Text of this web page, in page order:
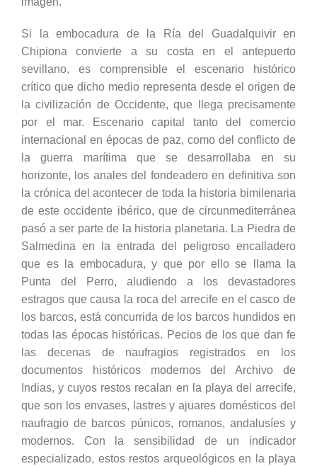
Si la embocadura de la Ría del Guadalquivir en
Chipiona convierte a su costa en el antepuerto
sevillano, es comprensible el escenario histórico
crítico que dicho medio representa desde el origen de
la civilización de Occidente, que llega precisamente
por el mar. Escenario capital tanto del comercio
internacional en épocas de paz, como del conflicto de
la guerra marítima que se desarrollaba en su
horizonte, los anales del fondeadero en definitiva son
la crónica del acontecer de toda la historia bimilenaria
de este occidente ibérico, que de circunmediterránea
pasó a ser parte de la historia planetaria. La Piedra de
Salmedina en la entrada del peligroso encalladero
que es la embocadura, y que por ello se llama la
Punta del Perro, aludiendo a los devastadores
estragos que causa la roca del arrecife en el casco de
los barcos, está concurrida de los barcos hundidos en
todas las épocas históricas. Pecios de los que dan fe
las decenas de naufragios registrados en los
documentos históricos modernos del Archivo de
Indias, y cuyos restos recalan en la playa del arrecife,
que son los envases, lastres y ajuares domésticos del
naufragio de barcos púnicos, romanos, andalusíes y
modernos. Con la sensibilidad de un indicador
especializado, estos restos arqueológicos en la playa